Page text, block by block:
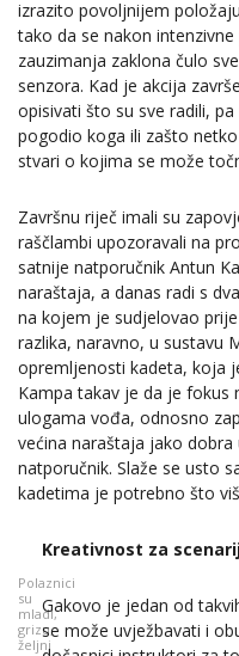
izrazito povoljnijem
tako da se nakon
zauzimanja zaklona čulo
senzora. Kad je akcija
opisivati što su sve radili,
pogodio koga ili zašto
stvari o kojima se može
Završnu riječ imali su
raščlambi upozoravali na
satnije natporučnik Antun
naraštaja, a danas radi s
na kojem je sudjelovao
razlika, naravno, u sustavu
opremljenosti kadeta, koja
Kampa takav je da je fokus
ulogama vođa, odnosno
većina naraštaja jako
natporučnik. Slaže se usto
kadetima je potrebno što
Polaznici
su
mladi,
grizu,
željni
Kreativnost za
Gakovo je jedan od
se može uvježbavati i